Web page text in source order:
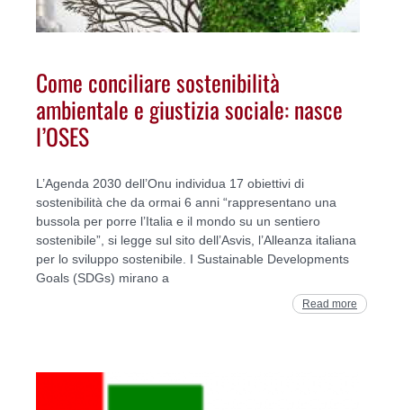
Come conciliare sostenibilità
ambientale e giustizia sociale: nasce
l’OSES
L’Agenda 2030 dell’Onu individua 17 obiettivi di
sostenibilità che da ormai 6 anni “rappresentano una
bussola per porre l’Italia e il mondo su un sentiero
sostenibile”, si legge sul sito dell’Asvis, l’Alleanza italiana
per lo sviluppo sostenibile. I Sustainable Developments
Goals (SDGs) mirano a
Read more